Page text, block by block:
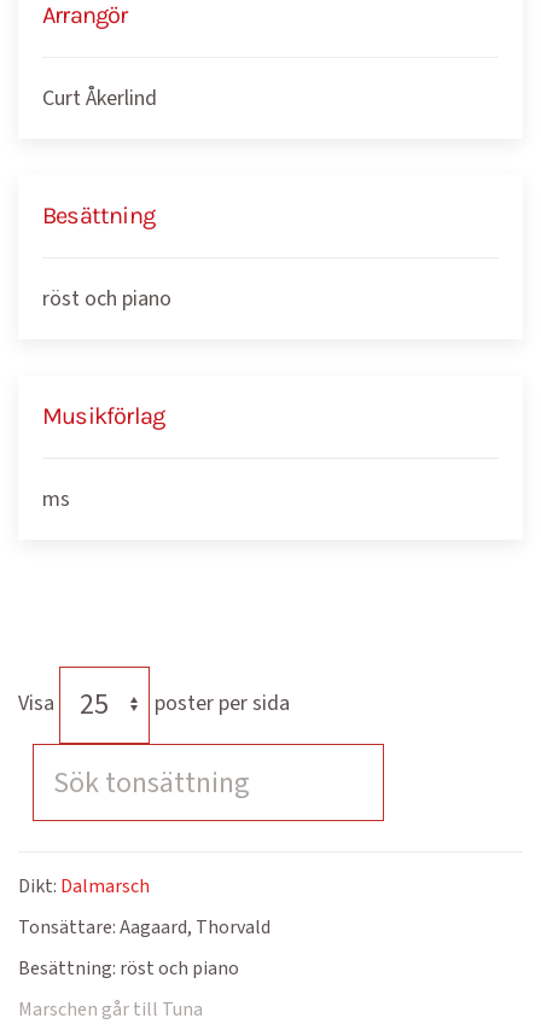
Arrangör
Curt Åkerlind
Besättning
röst och piano
Musikförlag
ms
Visa poster per sida
Dikt: Dalmarsch
Tonsättare:Aagaard, Thorvald
Besättning: röst och piano
Marschen går till Tuna